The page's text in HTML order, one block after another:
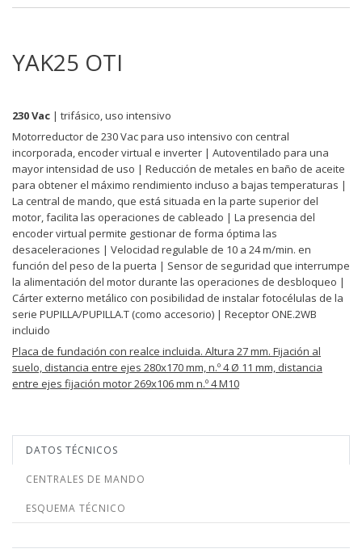
YAK25 OTI
230 Vac | trifásico, uso intensivo
Motorreductor de 230 Vac para uso intensivo con central
incorporada, encoder virtual e inverter | Autoventilado para una
mayor intensidad de uso | Reducción de metales en baño de aceite
para obtener el máximo rendimiento incluso a bajas temperaturas |
La central de mando, que está situada en la parte superior del
motor, facilita las operaciones de cableado | La presencia del
encoder virtual permite gestionar de forma óptima las
desaceleraciones | Velocidad regulable de 10 a 24 m/min. en
función del peso de la puerta | Sensor de seguridad que interrumpe
la alimentación del motor durante las operaciones de desbloqueo |
Cárter externo metálico con posibilidad de instalar fotocélulas de la
serie PUPILLA/PUPILLA.T (como accesorio) | Receptor ONE.2WB
incluido
Placa de fundación con realce incluida. Altura 27 mm. Fijación al
suelo, distancia entre ejes 280x170 mm, n.º 4 Ø 11 mm, distancia
entre ejes fijación motor 269x106 mm n.º 4 M10
DATOS TÉCNICOS
CENTRALES DE MANDO
ESQUEMA TÉCNICO